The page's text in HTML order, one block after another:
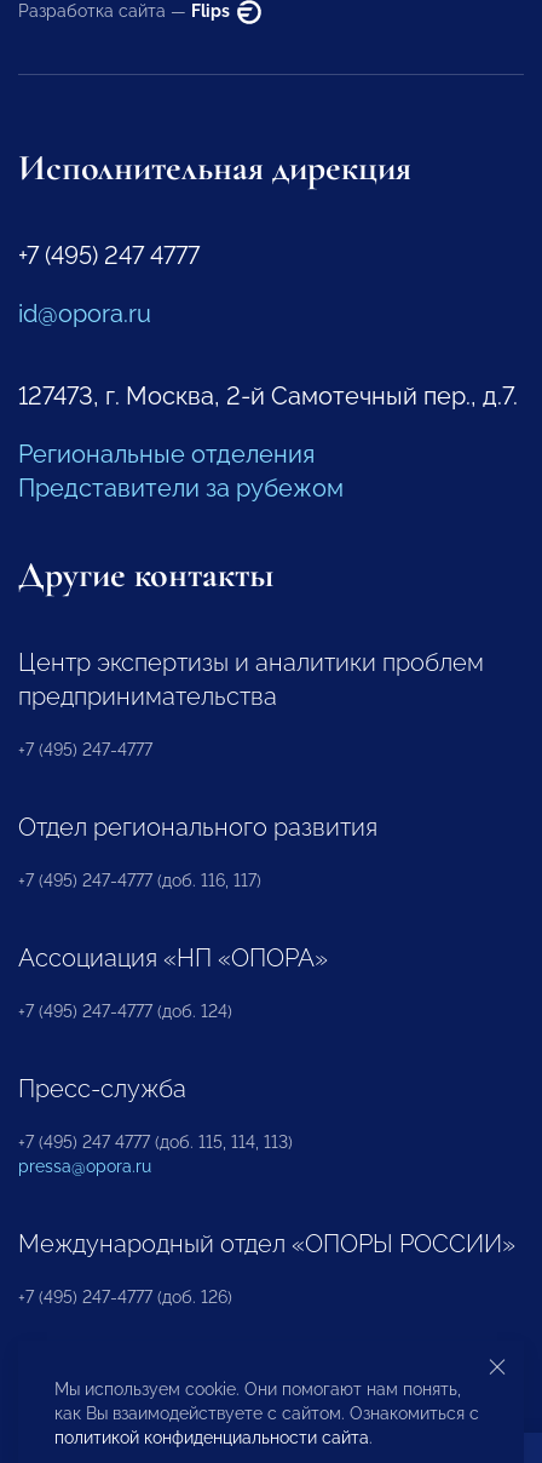
Разработка сайта — Flips
Исполнительная дирекция
+7 (495) 247 4777
id@opora.ru
127473, г. Москва, 2-й Самотечный пер., д.7.
Региональные отделения
Представители за рубежом
Другие контакты
Центр экспертизы и аналитики проблем
предпринимательства
+7 (495) 247-4777
Отдел регионального развития
+7 (495) 247-4777 (доб. 116, 117)
Ассоциация «НП «ОПОРА»
+7 (495) 247-4777 (доб. 124)
Пресс-служба
+7 (495) 247 4777 (доб. 115, 114, 113)
pressa@opora.ru
Международный отдел «ОПОРЫ РОССИИ»
+7 (495) 247-4777 (доб. 126)
Бюро по защите прав предпринимателей и
инвесторов
Мы используем cookie. Они помогают нам понять,
как Вы взаимодействуете с сайтом. Ознакомиться с
политикой конфиденциальности сайта.